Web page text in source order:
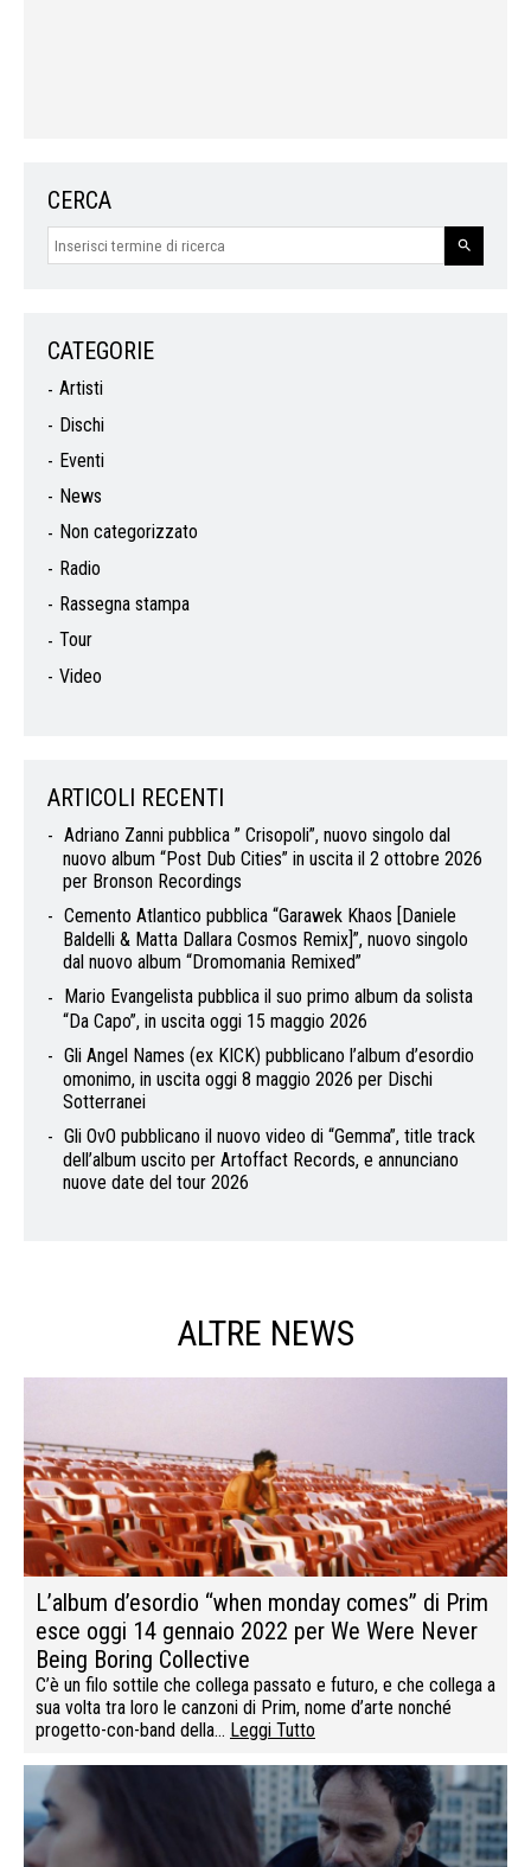
CERCA
CATEGORIE
Artisti
Dischi
Eventi
News
Non categorizzato
Radio
Rassegna stampa
Tour
Video
ARTICOLI RECENTI
Adriano Zanni pubblica ” Crisopoli”, nuovo singolo dal
nuovo album “Post Dub Cities” in uscita il 2 ottobre 2026
per Bronson Recordings
Cemento Atlantico pubblica “Garawek Khaos [Daniele
Baldelli & Matta Dallara Cosmos Remix]”, nuovo singolo
dal nuovo album “Dromomania Remixed”
Mario Evangelista pubblica il suo primo album da solista
“Da Capo”, in uscita oggi 15 maggio 2026
Gli Angel Names (ex KICK) pubblicano l’album d’esordio
omonimo, in uscita oggi 8 maggio 2026 per Dischi
Sotterranei
Gli OvO pubblicano il nuovo video di “Gemma”, title track
dell’album uscito per Artoffact Records, e annunciano
nuove date del tour 2026
ALTRE NEWS
L’album d’esordio “when monday comes” di Prim
esce oggi 14 gennaio 2022 per We Were Never
Being Boring Collective
C’è un filo sottile che collega passato e futuro, e che collega a
sua volta tra loro le canzoni di Prim, nome d’arte nonché
progetto-con-band della… Leggi Tutto